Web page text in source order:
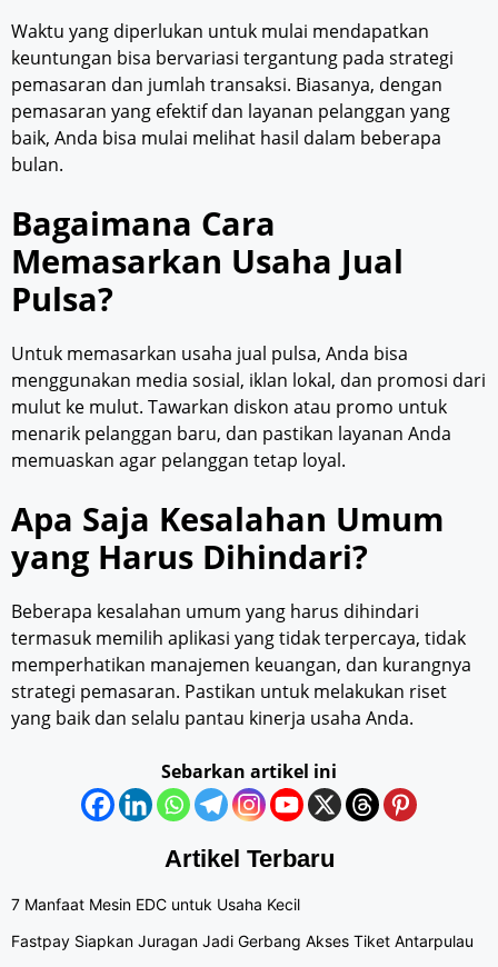
Waktu yang diperlukan untuk mulai mendapatkan
keuntungan bisa bervariasi tergantung pada strategi
pemasaran dan jumlah transaksi. Biasanya, dengan
pemasaran yang efektif dan layanan pelanggan yang
baik, Anda bisa mulai melihat hasil dalam beberapa
bulan.
Bagaimana Cara
Memasarkan Usaha Jual
Pulsa?
Untuk memasarkan usaha jual pulsa, Anda bisa
menggunakan media sosial, iklan lokal, dan promosi dari
mulut ke mulut. Tawarkan diskon atau promo untuk
menarik pelanggan baru, dan pastikan layanan Anda
memuaskan agar pelanggan tetap loyal.
Apa Saja Kesalahan Umum
yang Harus Dihindari?
Beberapa kesalahan umum yang harus dihindari
termasuk memilih aplikasi yang tidak terpercaya, tidak
memperhatikan manajemen keuangan, dan kurangnya
strategi pemasaran. Pastikan untuk melakukan riset
yang baik dan selalu pantau kinerja usaha Anda.
Sebarkan artikel ini
Artikel Terbaru
7 Manfaat Mesin EDC untuk Usaha Kecil
Fastpay Siapkan Juragan Jadi Gerbang Akses Tiket Antarpulau